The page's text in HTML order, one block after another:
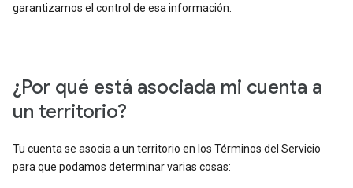
garantizamos el control de esa información.
¿Por qué está asociada mi cuenta a
un territorio?
Tu cuenta se asocia a un territorio en los Términos del Servicio
para que podamos determinar varias cosas: